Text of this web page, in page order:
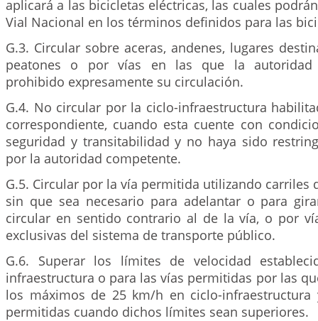
aplicará a las bicicletas eléctricas, las cuales
Vial Nacional en los términos definidos para las
G.3. Circular sobre aceras, andenes, lugares
peatones o por vías en las que la autoridad
prohibido expresamente su circulación.
G.4. No circular por la ciclo-infraestructura
correspondiente, cuando esta cuente con
seguridad y transitabilidad y no haya sido
por la autoridad competente.
G.5. Circular por la vía permitida utilizando carriles
sin que sea necesario para adelantar o para
circular en sentido contrario al de la vía, o por
exclusivas del sistema de transporte público.
G.6. Superar los límites de velocidad
infraestructura o para las vías permitidas por las
los máximos de 25 km/h en ciclo-
permitidas cuando dichos límites sean superiores.